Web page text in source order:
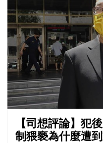
【司想評論】犯
制猥褻為什麼遭